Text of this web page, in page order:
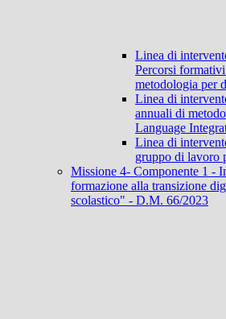
Linea di
Percorsi
metodologia per
Linea di
annuali di
Language
Linea di
gruppo di lavoro
Missione 4- Componente 1 -
formazione alla transizione
scolastico" - D.M. 66/2023